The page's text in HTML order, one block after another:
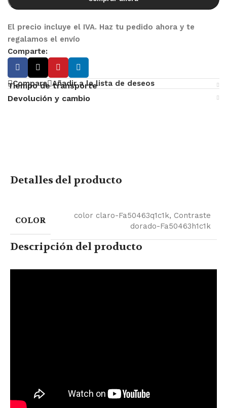
El precio incluye el IVA. Haz tu pedido ahora y te
regalamos el envío
Comparte:
Compara Añadir a la lista de deseos
Tiempo de transporte
Devolución y cambio
Detalles del producto
COLOR color claro-Fa50463q1c1k, Contraste
dorado-Fa50463h1c1k
Descripción del producto